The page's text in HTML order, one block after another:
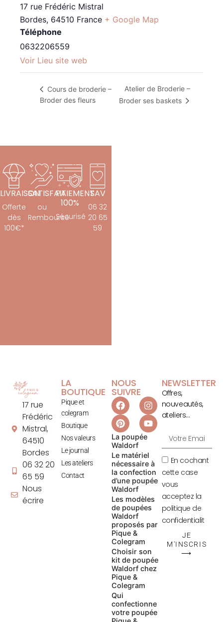
17 rue Frédéric Mistral
Bordes, 64510 France + Google Map
Téléphone
0632206559
Voir Lieu site web
Cours de broderie –
Broder des fleurs
Atelier de Broderie –
Broder ses baskets
LIVRAISON
Offerte
dès
100€*
SATISFAIT
ou
Remboursé
PAIEMENT
100%
Sécurisé
SAV
06 32
20 65
59
17 rue
Frédéric
Mistral,
64510
Bordes
06 32 20
65 59
Nous
écrire
LA
BOUTIQUE
Pique et
colegram
Boutique
Nos valeurs
Le journal
Les ateliers
Contact
NOUS
SUIVRE
La poupée
Waldorf
Le matériel
nécessaire à
la confection
d’une poupée
Waldorf
Les modèles
de poupées
Waldorf
proposés par
Pique &
Colegram
Choisir son
kit de poupée
Waldorf chez
Pique &
Colegram
Qui
confectionne
votre poupée
NEWSLETTER
Offres,
nouveautés,
ateliers…
En cochant
cette case
vous
acceptez la
politique de
confidentialit
JE
M'INSCRIS
⟶